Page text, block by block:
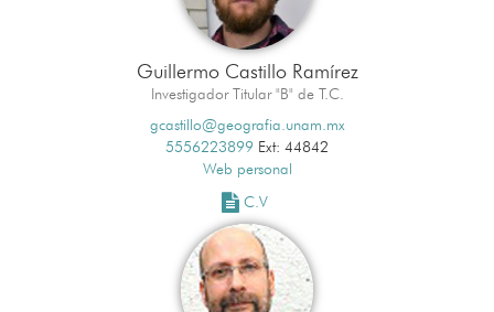
Guillermo Castillo Ramírez
Investigador Titular "B" de T.C.
gcastillo@geografia.unam.mx
5556223899 Ext: 44842
Web personal
C.V